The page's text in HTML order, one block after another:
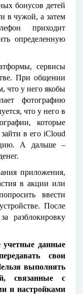
бонусов детей
в чужой, а затем
приходит
определенную
сервисы
При общении
что у него якобы
фотографию
что у него в
которые
в его iCloud
А дальше –
приложения,
в акции или
ввести
После
разблокировку
учетные данные
свои
выполнять
связанные с
и настройками